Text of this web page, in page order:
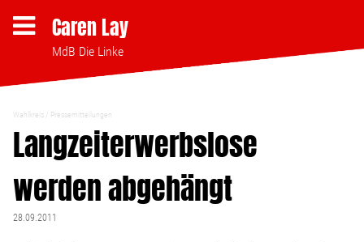
Caren Lay
MdB Die Linke
Themen
Bezahlbares Wohnen
Wahlkreis Pressemitteilungen
Langzeiterwerbslose
werden abgehängt
28.09.2011